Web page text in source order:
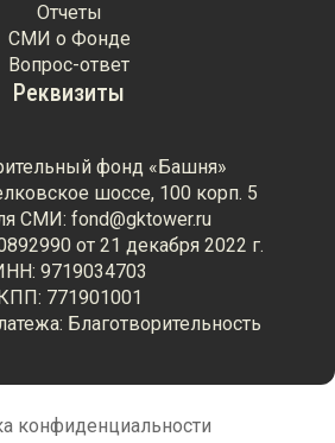
Отчеты
СМИ о Фонде
Вопрос-ответ
Реквизиты
фонд «Башня»
шоссе, 100 корп. 5
СМИ: fond@gktower.ru
от 21 декабря 2022 г.
9719034703
771901001
Благотворительность
конфиденциальности